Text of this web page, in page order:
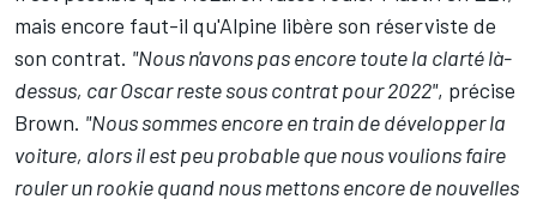
mais encore faut-il qu'Alpine libère son réserviste de
son contrat. "Nous n'avons pas encore toute la clarté là-
dessus, car Oscar reste sous contrat pour 2022", précise
Brown. "Nous sommes encore en train de développer la
voiture, alors il est peu probable que nous voulions faire
rouler un rookie quand nous mettons encore de nouvelles